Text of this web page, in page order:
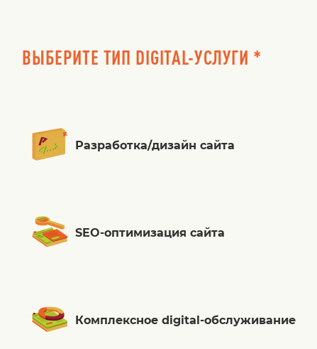
ВЫБЕРИТЕ ТИП DIGITAL-УСЛУГИ *
Разработка/дизайн сайта
SEO-оптимизация сайта
Комплексное digital-обслуживание